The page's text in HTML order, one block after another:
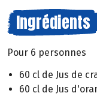
Ingrédients
Pour 6 personnes
60 cl de Jus de
60 cl de Jus